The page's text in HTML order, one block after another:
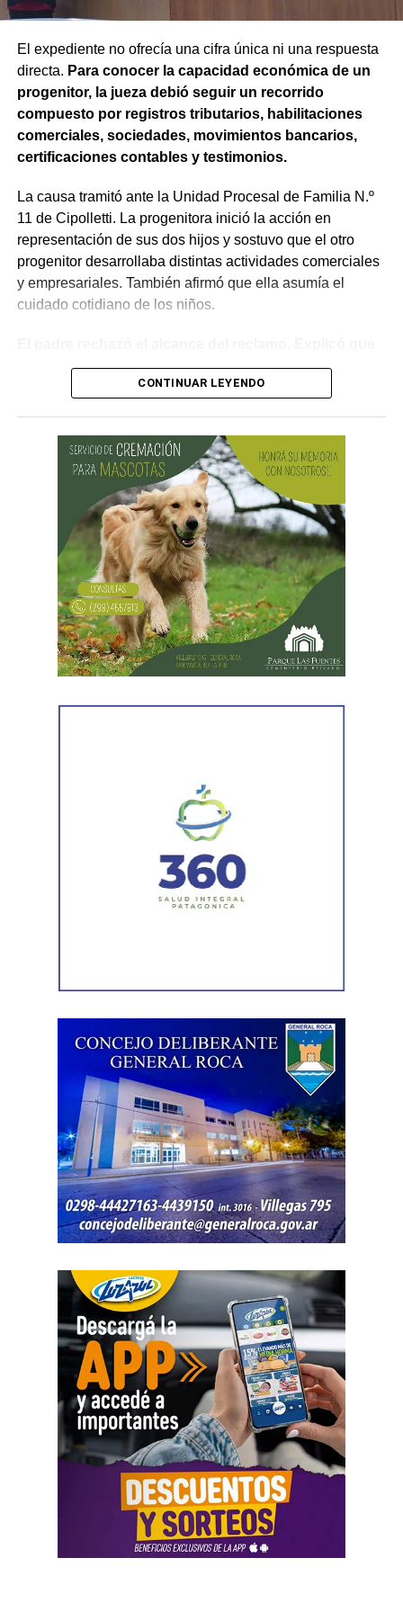
Agregó que el Código Procesal Civil y Comercial autoriza
esa posibilidad siempre que, si la demanda ya fue
trasladada, la otra parte haya sido notificada.
Como en este caso ese traslado aún no se había
concretado, la jueza entendió que estaban cumplidos
todos los requisitos legales para admitir el desistimiento y
declarar extinguido el proceso.
«En virtud de ello entiendo que se encuentran
configurados los recaudos previstos en el artículo 278,
para que opere el desistimiento del proceso por voluntad
de la parte», explicó. Además, se estableció que las
actuaciones permanezcan archivadas en formato digital,
conforme a la normativa vigente del Poder Judicial de Río
El expediente no ofrecía una cifra única ni una respuesta
directa. Para conocer la capacidad económica de un
progenitor, la jueza debió seguir un recorrido
compuesto por registros tributarios, habilitaciones
comerciales, sociedades, movimientos bancarios,
certificaciones contables y testimonios.
La causa tramitó ante la Unidad Procesal de Familia N.º
11 de Cipolletti. La progenitora inició la acción en
representación de sus dos hijos y sostuvo que el otro
progenitor desarrollaba distintas actividades comerciales
y empresariales. También afirmó que ella asumía el
cuidado cotidiano de los niños.
sus ingresos no eran fijos, presentó una certificación
contable y acompañó documentación bancaria.
La discusión quedó centrada en una pregunta: cuál
era su capacidad económica real.
El primer tramo de la respuesta apareció en los
informes tributarios. La Agencia de Recaudación
Tributaria de Río Negro informó que el progenitor
figuraba inscripto en actividades vinculadas con
servicios gastronómicos, asesoramiento y gestión
empresarial.También registró vehículos a su nombre.
Luego llegaron los datos de la Municipalidad de
habilitación comercial vigente para un establecimiento
La Agencia de Recaudación y Control Aduanero sumó
más piezas. Según la sentencia,
el progenitor aparecía
registrado como socio, gerente o administrador en
distintas firmas. A esa información se agregó un
ni qué parte correspondía al progenitor.
La jueza también examinó una certificación contable que
él mismo presentó. Ese documento informó un promedio
de ingresos durante un período determinado y consignó
una relación laboral con una de las empresas. El fallo
aclaró que esos datos no reflejaban necesariamente la
totalidad de los recursos, ya que existían otras
participaciones comerciales acreditadas en la causa.
El informe bancario añadió otro elemento. La cuenta
saldos durante varios meses. La sentencia tomó esos
movimientos como parte del análisis patrimonial, aunque
no los consideró suficientes para establecer por sí solos
una cifra definitiva.
Las declaraciones testimoniales completaron el cuadro.
Varias personas hablaron sobre locales gastronómicos,
viajes al exterior, vehículos y nivel de vida. Otro
testimonio mencionó la relación del progenitor con una
empresa que ocupaba un inmueble comercial.
Aun con ese conjunto de pruebas, la jueza señaló que
faltó documentación contable específica. También
sostuvo que el progenitor estaba en mejores condiciones
CONTINUAR LEYENDO